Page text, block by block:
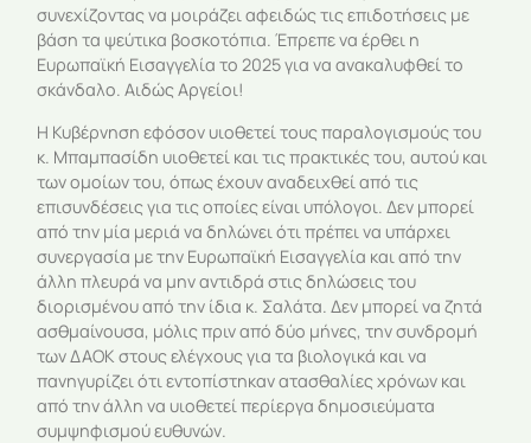
συνεχίζοντας να μοιράζει αφειδώς τις επιδοτήσεις με
βάση τα ψεύτικα βοσκοτόπια. Έπρεπε να έρθει η
Ευρωπαϊκή Εισαγγελία το 2025 για να ανακαλυφθεί το
σκάνδαλο. Αιδώς Αργείοι!
Η Κυβέρνηση εφόσον υιοθετεί τους παραλογισμούς του
κ. Μπαμπασίδη υιοθετεί και τις πρακτικές του, αυτού και
των ομοίων του, όπως έχουν αναδειχθεί από τις
επισυνδέσεις για τις οποίες είναι υπόλογοι. Δεν μπορεί
από την μία μεριά να δηλώνει ότι πρέπει να υπάρχει
συνεργασία με την Ευρωπαϊκή Εισαγγελία και από την
άλλη πλευρά να μην αντιδρά στις δηλώσεις του
διορισμένου από την ίδια κ. Σαλάτα. Δεν μπορεί να ζητά
ασθμαίνουσα, μόλις πριν από δύο μήνες, την συνδρομή
των ΔΑΟΚ στους ελέγχους για τα βιολογικά και να
πανηγυρίζει ότι εντοπίστηκαν ατασθαλίες χρόνων και
από την άλλη να υιοθετεί περίεργα δημοσιεύματα
συμψηφισμού ευθυνών.